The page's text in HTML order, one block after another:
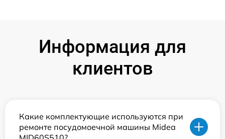
Информация для
клиентов
Какие комплектующие используются при
ремонте посудомоечной машины Midea